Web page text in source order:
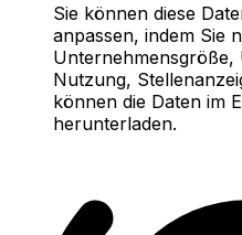
Sie können diese
anpassen, indem Sie
Unternehmensgröße,
Nutzung,
können die Daten im
herunterladen.